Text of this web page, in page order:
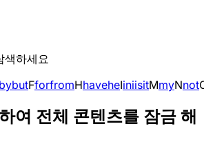
색하세요
bybutFforfromHhaveheIiniisitMmyNnot
여 전체 콘텐츠를 잠금 해